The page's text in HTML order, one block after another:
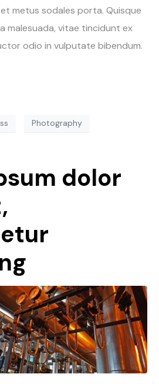
metus sodales porta. Quisque
malesuada, vitae tincidunt ex
odio in vulputate bibendum.
Photography
dolor